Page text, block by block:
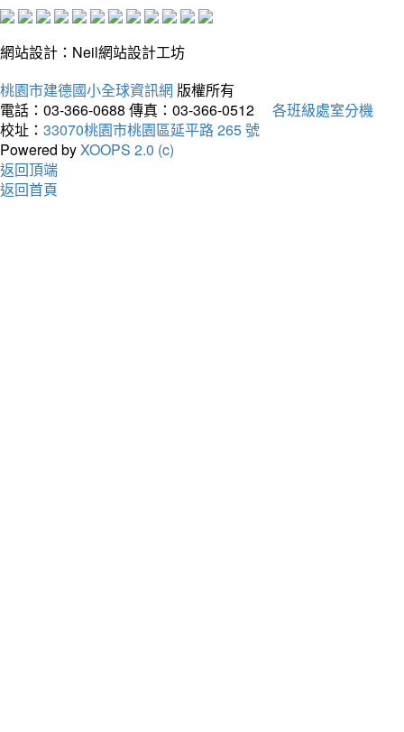
網站設計：Neil網站設計工坊
桃園市建德國小全球資訊網 版權所有
電話：03-366-0688 傳真：03-366-0512
各班級處室分機
校址： 33070桃園市桃園區延平路 265 號
Powered byXOOPS 2.0 (c)
返回頂端
返回首頁